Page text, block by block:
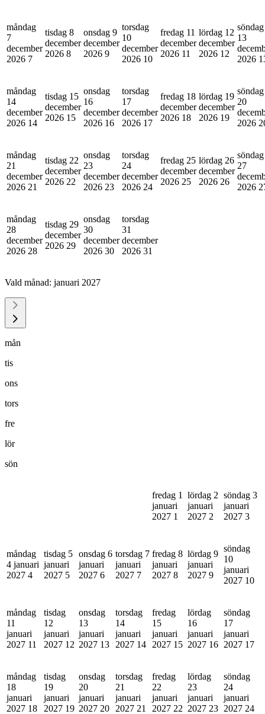
måndag
7
december
2026 7
tisdag 8
december
2026 8
onsdag 9
december
2026 9
torsdag
10
december
2026 10
fredag 11
december
2026 11
lördag 12
december
2026 12
söndag
13
2026
måndag
14
december
2026 14
tisdag 15
december
2026 15
onsdag
16
december
2026 16
torsdag
17
december
2026 17
fredag 18
december
2026 18
lördag 19
december
2026 19
söndag
20
2026
måndag
21
december
2026 21
tisdag 22
december
2026 22
onsdag
23
december
2026 23
torsdag
24
december
2026 24
fredag 25
december
2026 25
lördag 26
december
2026 26
söndag
27
2026
måndag
28
december
2026 28
tisdag 29
december
2026 29
onsdag
30
december
2026 30
torsdag
31
december
2026 31
Vald månad: januari 2027
mån
tis
ons
tors
fre
lör
sön
fredag 1
januari
2027 1
lördag 2
januari
2027 2
söndag 3
januari
2027 3
måndag
4 januari
2027 4
tisdag 5
januari
2027 5
onsdag 6
januari
2027 6
torsdag 7
januari
2027 7
fredag 8
januari
2027 8
lördag 9
januari
2027 9
söndag
10
januari
2027 10
måndag
11
januari
2027 11
tisdag
12
januari
2027 12
onsdag
13
januari
2027 13
torsdag
14
januari
2027 14
fredag
15
januari
2027 15
lördag
16
januari
2027 16
söndag
17
januari
2027 17
måndag
18
januari
2027 18
tisdag
19
januari
2027 19
onsdag
20
januari
2027 20
torsdag
21
januari
2027 21
fredag
22
januari
2027 22
lördag
23
januari
2027 23
söndag
24
januari
2027 24